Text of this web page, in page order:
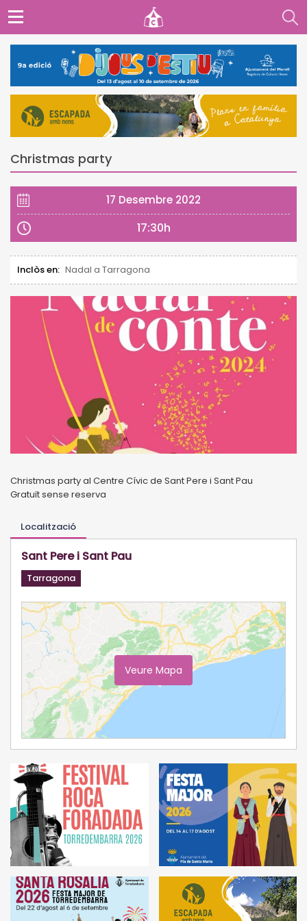
Christmas party
17 Desembre 2022
17:30h
Inclòs en: Nadal a Tarragona
Christmas party al Centre Cívic de Sant Pere i Sant Pau
Gratuït sense reserva
Localització
Sant Pere i Sant Pau
Tarragona
Veure Mapa